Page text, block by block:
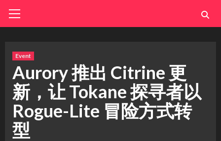
Menu
Event
Aurory 推出 Citrine 更
新，让 Tokane 探寻者以
Rogue-Lite 冒险方式转
型